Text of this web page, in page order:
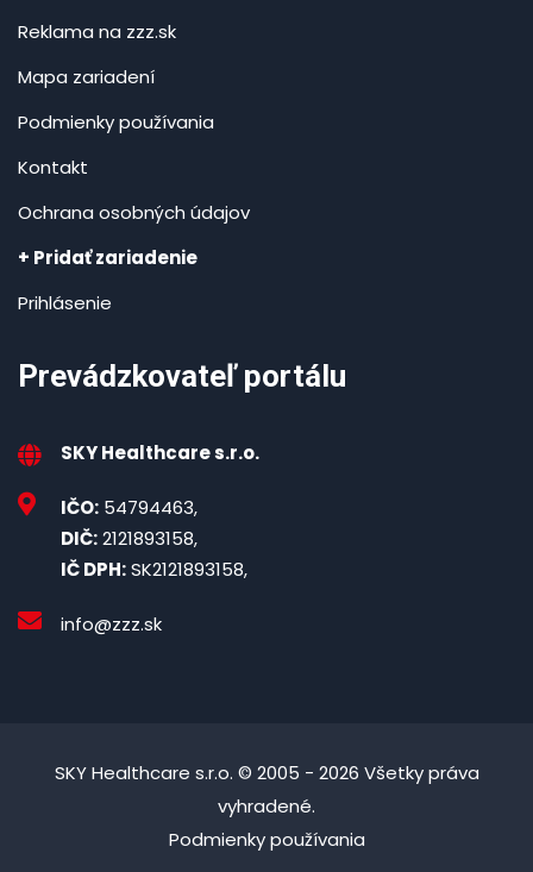
Reklama na zzz.sk
Mapa zariadení
Podmienky používania
Kontakt
Ochrana osobných údajov
+ Pridať zariadenie
Prihlásenie
Prevádzkovateľ portálu
SKY Healthcare s.r.o.
IČO: 54794463,
DIČ:2121893158,
IČ DPH:SK2121893158,
info@zzz.sk
SKY Healthcare s.r.o. © 2005 - 2026 Všetky práva
vyhradené.
Podmienky používania